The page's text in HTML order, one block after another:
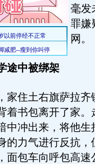
毫发
罪嫌
网。
途中被绑架
住土右旗萨拉齐
着书包离开了家。
中冲出来，将他生
的力气进行反抗，
面包车向呼包高速